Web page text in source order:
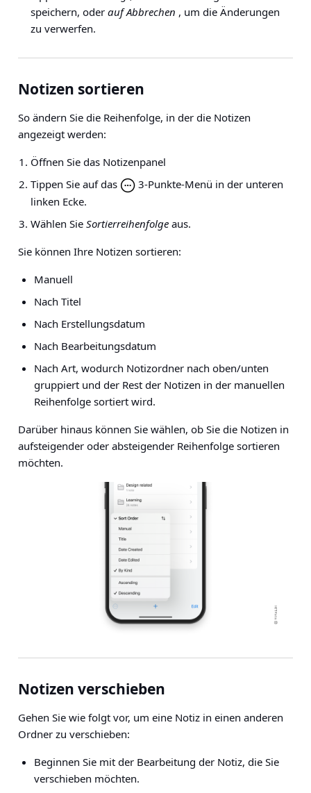
speichern, oder auf Abbrechen , um die Änderungen
zu verwerfen.
Notizen sortieren
So ändern Sie die Reihenfolge, in der die Notizen
angezeigt werden:
Öffnen Sie das Notizenpanel
Tippen Sie auf das
3-Punkte-Menü in der unteren
linken Ecke.
Wählen Sie Sortierreihenfolge aus.
Sie können Ihre Notizen sortieren:
Manuell
Nach Titel
Nach Erstellungsdatum
Nach Bearbeitungsdatum
Nach Art, wodurch Notizordner nach oben/unten
gruppiert und der Rest der Notizen in der manuellen
Reihenfolge sortiert wird.
Darüber hinaus können Sie wählen, ob Sie die Notizen in
aufsteigender oder absteigender Reihenfolge sortieren
möchten.
Notizen verschieben
Gehen Sie wie folgt vor, um eine Notiz in einen anderen
Ordner zu verschieben:
Beginnen Sie mit der Bearbeitung der Notiz, die Sie
verschieben möchten.